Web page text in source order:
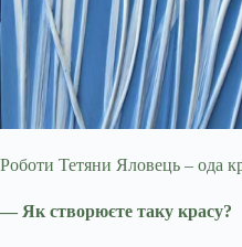
Роботи Тетяни Яловець – ода
— Як створюєте таку красу?